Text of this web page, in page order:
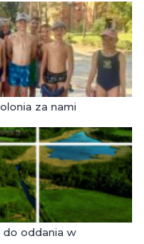
za nami
do oddania w